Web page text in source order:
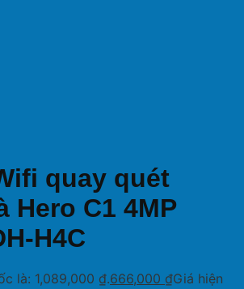
quay quét
Hero C1 4MP
H4C
là: 1,089,000 ₫.666,000 ₫Giá hiện